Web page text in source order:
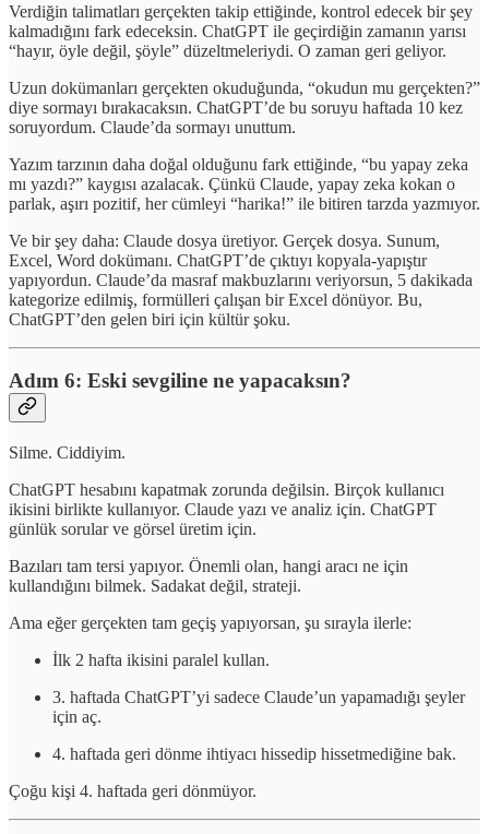
Verdiğin talimatları gerçekten takip ettiğinde, kontrol edecek bir şey
kalmadığını fark edeceksin. ChatGPT ile geçirdiğin zamanın yarısı
“hayır, öyle değil, şöyle” düzeltmeleriydi. O zaman geri geliyor.
Uzun dokümanları gerçekten okuduğunda, “okudun mu gerçekten?”
diye sormayı bırakacaksın. ChatGPT’de bu soruyu haftada 10 kez
soruyordum. Claude’da sormayı unuttum.
Yazım tarzının daha doğal olduğunu fark ettiğinde, “bu yapay zeka
mı yazdı?” kaygısı azalacak. Çünkü Claude, yapay zeka kokan o
parlak, aşırı pozitif, her cümleyi “harika!” ile bitiren tarzda yazmıyor.
Ve bir şey daha: Claude dosya üretiyor. Gerçek dosya. Sunum,
Excel, Word dokümanı. ChatGPT’de çıktıyı kopyala-yapıştır
yapıyordun. Claude’da masraf makbuzlarını veriyorsun, 5 dakikada
kategorize edilmiş, formülleri çalışan bir Excel dönüyor. Bu,
ChatGPT’den gelen biri için kültür şoku.
Adım 6: Eski sevgiline ne yapacaksın?
Silme. Ciddiyim.
ChatGPT hesabını kapatmak zorunda değilsin. Birçok kullanıcı
ikisini birlikte kullanıyor. Claude yazı ve analiz için. ChatGPT
günlük sorular ve görsel üretim için.
Bazıları tam tersi yapıyor. Önemli olan, hangi aracı ne için
kullandığını bilmek. Sadakat değil, strateji.
Ama eğer gerçekten tam geçiş yapıyorsan, şu sırayla ilerle:
İlk 2 hafta ikisini paralel kullan.
3. haftada ChatGPT’yi sadece Claude’un yapamadığı şeyler
için aç.
4. haftada geri dönme ihtiyacı hissedip hissetmediğine bak.
Çoğu kişi 4. haftada geri dönmüyor.